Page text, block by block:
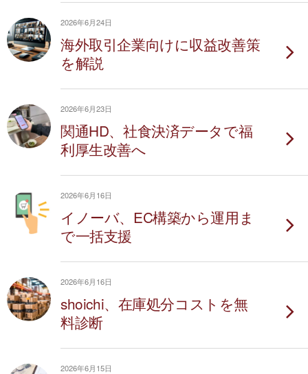
2026年6月24日
海外取引企業向けに収益改善策
を解説
2026年6月23日
関通HD、社食決済データで福
利厚生改善へ
2026年6月16日
イノーバ、EC構築から運用ま
で一括支援
2026年6月16日
shoichi、在庫処分コストを無
料診断
2026年6月15日